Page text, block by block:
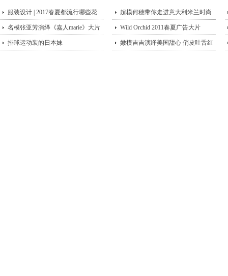
服装设计 | 2017春夏都流行哪些花
型？
超模何穗带你走进意大利米兰时尚
街头
名模张亚芳演绎《嘉人marie》大片 Wild Orchid 2011春夏广告大片
排球运动装的日本妹 嫩模吉吉演绎美国甜心 俏皮吐舌红